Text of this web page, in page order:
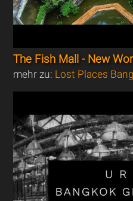
The Fish Mall - New
mehr zu: Lost Places